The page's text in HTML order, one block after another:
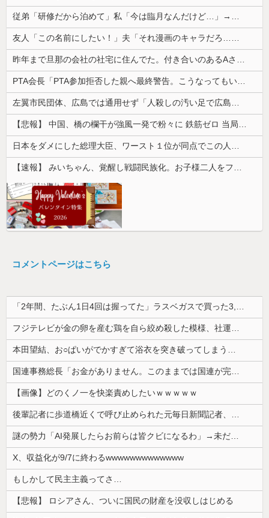
コメントページはこちら
本田望結、お○ぱいがでかすぎて浴衣を突き破ってしまう…
【画像】どのくノ一を快楽責めしたいｗｗｗｗｗ
X、収益化が9/7に終わるwwwwwwwwwwwww
もしかして民主主義ってさ…
【悲報】 ロシアさん、ついに国民の財産を没収しはじめる